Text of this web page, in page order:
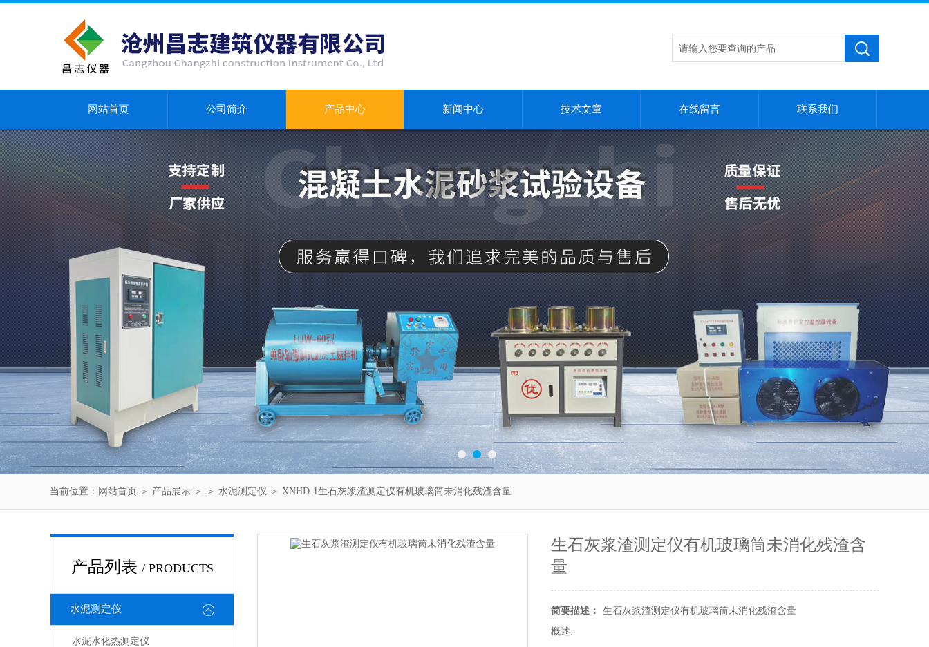
网站首页 公司简介 产品中心 新闻中心 技术文章 在线留言 联系我们
当前位置： 网站首页 ＞ 产品展示 ＞ ＞ 水泥测定仪 ＞ XNHD-1生石灰浆渣测定仪有机玻璃筒未消化残渣含量
产品列表 / PRODUCTS
水泥测定仪
水泥水化热测定仪
生石灰浆渣测定仪有机玻璃筒未消化残渣含
量
简要描述：
生石灰浆渣测定仪有机玻璃筒未消化残渣含量
概述: